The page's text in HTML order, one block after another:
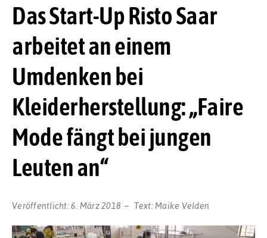
Das Start-Up Risto Saar
arbeitet an einem
Umdenken bei
Kleiderherstellung: „Faire
Mode fängt bei jungen
Leuten an“
Veröffentlicht:6. März 2018 Text: Maike Velden